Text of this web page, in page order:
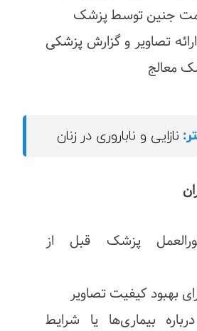
جنین توسط پزشک
تصاویر و گزارش پزشکی
معالج
نازایی و ناباروری در زنان
پزشک قبل از
بهبود کیفیت تصاویر
بیماری‌ها یا شرایط